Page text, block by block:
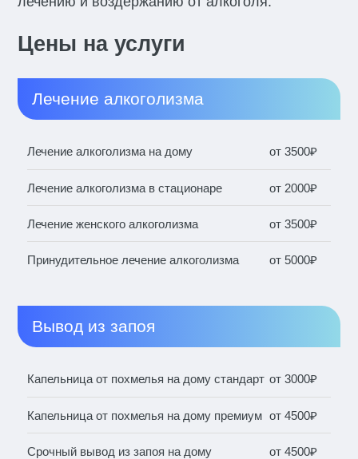
Цены на услуги
Лечение алкоголизма
Лечение алкоголизма на дому от 3500₽
Лечение алкоголизма в стационаре от 2000₽
Лечение женского алкоголизма от 3500₽
Принудительное лечение алкоголизма от 5000₽
Вывод из запоя
Капельница от похмелья на дому стандарт от 3000₽
Капельница от похмелья на дому премиум от 4500₽
Срочный вывод из запоя на дому от 4500₽